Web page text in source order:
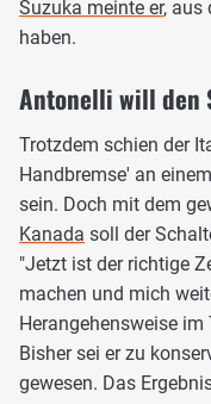
Suzuka meinte er, aus
haben.
Antonelli will den
Trotzdem schien der
Handbremse' an
sein. Doch mit dem
Kanada soll der
"Jetzt ist der richtige
machen und mich
Herangehensweise im
Bisher sei er zu
gewesen. Das